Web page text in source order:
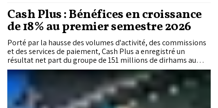
Cash Plus : Bénéfices en croissance
de 18% au premier semestre 2026
Porté par la hausse des volumes d'activité, des commissions
et des services de paiement, Cash Plus a enregistré un
résultat net part du groupe de 151 millions de dirhams au
premier semestre 2026, en progression de 18% sur un an.